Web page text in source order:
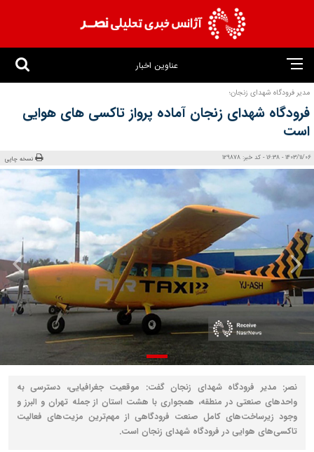
عناوین اخبار
مدیر فرودگاه شهدای زنجان؛
فرودگاه شهدای زنجان آماده پرواز تاکسی‌ های هوایی
است
1403/11/06 - 16:38 - کد خبر: 129878 نسخه چاپی
نصر: مدیر فرودگاه شهدای زنجان گفت: موقعیت جغرافیایی، دسترسی به
واحد‌های صنعتی در منطقه، همجواری با هشت استان از جمله تهران و البرز و
وجود زیرساخت‌های کامل صنعت فرودگاهی از مهم‌ترین مزیت‌های فعالیت
تاکسی‌های هوایی در فرودگاه شهدای زنجان است.